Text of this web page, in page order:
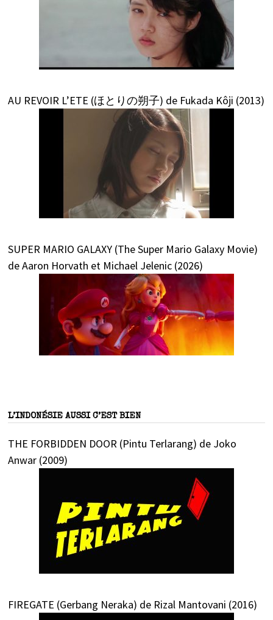
AU REVOIR L’ETE (ほとりの朔子) de Fukada Kôji (2013)
SUPER MARIO GALAXY (The Super Mario Galaxy Movie)
de Aaron Horvath et Michael Jelenic (2026)
L’INDONÉSIE AUSSI C’EST BIEN
THE FORBIDDEN DOOR (Pintu Terlarang) de Joko
Anwar (2009)
FIREGATE (Gerbang Neraka) de Rizal Mantovani (2016)